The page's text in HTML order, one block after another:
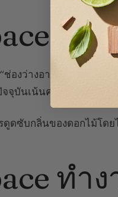
คืออ
ช่องว่างอากาศ” ถือเป็น
จุบันเน้นความเป็นธรรมช
ดซับกลิ่นของดอกไม้โด
ทำ